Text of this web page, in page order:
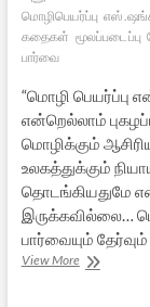
மொழிபெயர்ப்பு
கதைகள் மூலப்படைப்பு
பார்வை
“மொழி பெயர்ப்பு
என்றெல்லாம்
மொழிக்கும்
உலகத்துக்கும்
தொடங்கியதுமே
இருக்கவில்லை…
பார்வையும்
View Moreஷங்கர